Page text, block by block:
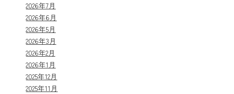
2026年7月
2026年6月
2026年5月
2026年3月
2026年2月
2026年1月
2025年12月
2025年11月